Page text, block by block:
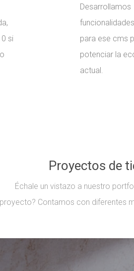
si
Desarrollamos
para ese cms
potenciar la
actual.
Proyectos de
Échale un vistazo a nuestro
proyecto? Contamos con diferentes